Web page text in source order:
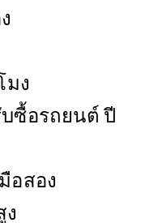
มง
ซื้อรถยนต์ ปี
อสอง